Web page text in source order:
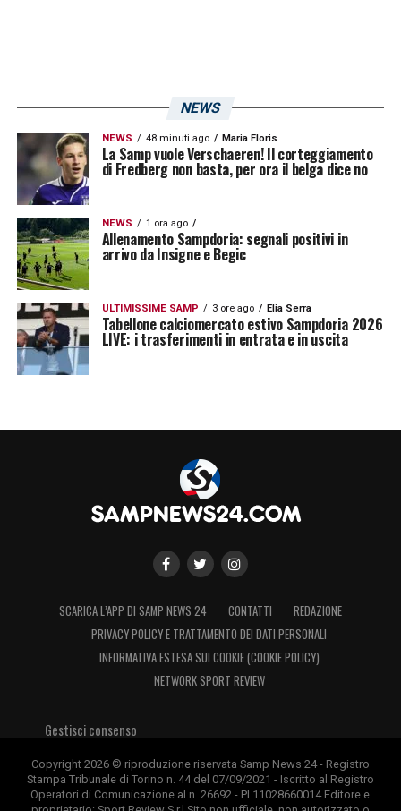
ancora percorribile? La concorrenza è
folta: le ultimissime
LA PLAYLIST DELLE NOSTRE TOP NEWS
NEWS
NEWS 48 minuti ago Maria Floris
La Samp vuole Verschaeren! Il corteggiamento
di Fredberg non basta, per ora il belga dice no
NEWS 1 ora ago
Allenamento Sampdoria: segnali positivi in
arrivo da Insigne e Begic
ULTIMISSIME SAMP 3 ore ago Elia Serra
Tabellone calciomercato estivo Sampdoria 2026
LIVE: i trasferimenti in entrata e in uscita
SCARICA L’APP DI SAMP NEWS 24 CONTATTI
REDAZIONE
PRIVACY POLICY E TRATTAMENTO DEI DATI PERSONALI
INFORMATIVA ESTESA SUI COOKIE (COOKIE POLICY)
NETWORK SPORT REVIEW
Gestisci consenso
Copyright 2026 © riproduzione riservata Samp News 24 - Registro
Stampa Tribunale di Torino n. 44 del 07/09/2021 - Iscritto al Registro
Operatori di Comunicazione al n. 26692 - PI 11028660014 Editore e